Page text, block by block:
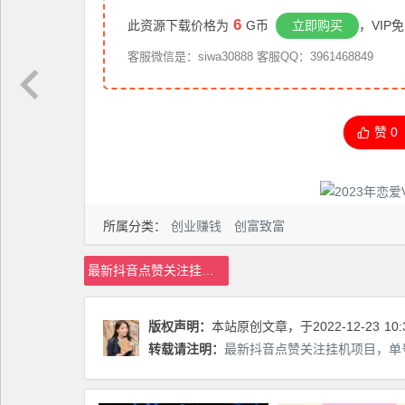
此资源下载价格为 6 G币 立即购买 ，VIP
客服微信是：siwa30888 客服QQ：3961468849
赞0
所属分类： 创业赚钱 创富致富
最新抖音点赞关注挂机项目，单号日收益10~18自动脚本+详细教程
版权声明： 本站原创文章，于2022-12-23
转载请注明： 最新抖音点赞关注挂机项目，